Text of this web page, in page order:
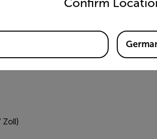
Kommunikation und Datenspeicher
Zoll)
Confirm